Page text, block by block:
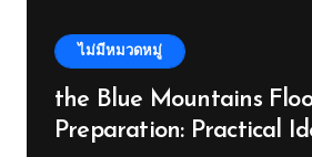
ไม่มีหมวดหมู่
the Blue Mountains
Preparation: Practical